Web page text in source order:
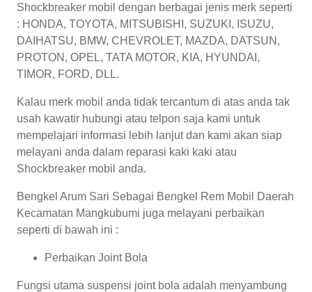
Shockbreaker mobil dengan berbagai jenis merk seperti
: HONDA, TOYOTA, MITSUBISHI, SUZUKI, ISUZU,
DAIHATSU, BMW, CHEVROLET, MAZDA, DATSUN,
PROTON, OPEL, TATA MOTOR, KIA, HYUNDAI,
TIMOR, FORD, DLL.
Kalau merk mobil anda tidak tercantum di atas anda tak
usah kawatir hubungi atau telpon saja kami untuk
mempelajari informasi lebih lanjut dan kami akan siap
melayani anda dalam reparasi kaki kaki atau
Shockbreaker mobil anda.
Bengkel Arum Sari Sebagai Bengkel Rem Mobil Daerah
Kecamatan Mangkubumi juga melayani perbaikan
seperti di bawah ini :
Perbaikan Joint Bola
Fungsi utama suspensi joint bola adalah menyambung